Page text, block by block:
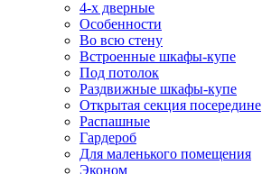
4-х дверные
Особенности
Во всю стену
Встроенные шкафы-купе
Под потолок
Раздвижные шкафы-купе
Открытая секция посередине
Распашные
Гардероб
Для маленького помещения
Эконом